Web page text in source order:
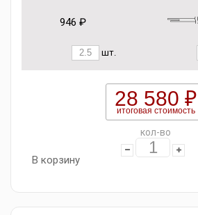
946 ₽
шт.
28 580 ₽
итоговая стоимость
кол-во
В корзину